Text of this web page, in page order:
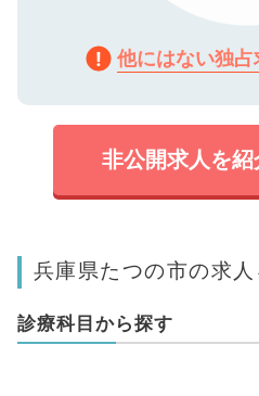
他にはない独
非公開求人を紹
兵庫県たつの市の求
診療科目から探す